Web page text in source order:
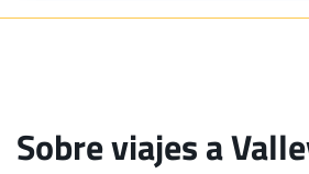
Sobre viajes a